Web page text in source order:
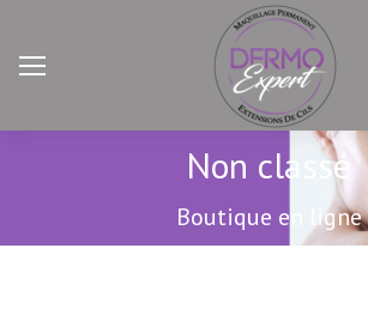
Non classé
Boutique en ligne